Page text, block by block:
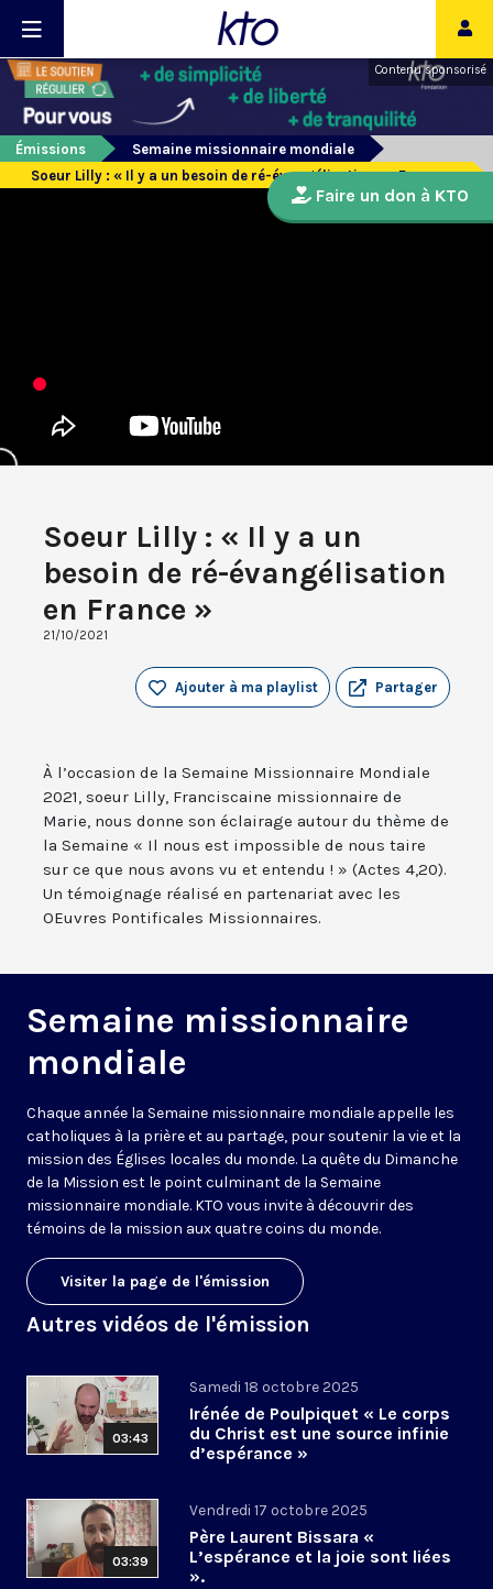
Contenu sponsorisé
Émissions
Semaine missionnaire mondiale
Soeur Lilly : « Il y a un besoin de ré-évangélisation en France »
Soeur Lilly : « Il y a un
besoin de ré-évangélisation
en France »
21/10/2021
Partager
Ajouter à ma playlist
À l’occasion de la Semaine Missionnaire Mondiale
2021, soeur Lilly, Franciscaine missionnaire de
Marie, nous donne son éclairage autour du thème de
la Semaine « Il nous est impossible de nous taire
sur ce que nous avons vu et entendu ! » (Actes 4,20).
Un témoignage réalisé en partenariat avec les
OEuvres Pontificales Missionnaires.
Semaine missionnaire
mondiale
Chaque année la Semaine missionnaire mondiale appelle les
catholiques à la prière et au partage, pour soutenir la vie et la
mission des Églises locales du monde. La quête du Dimanche
de la Mission est le point culminant de la Semaine
missionnaire mondiale. KTO vous invite à découvrir des
témoins de la mission aux quatre coins du monde.
Visiter la page de l'émission
Autres vidéos de l'émission
03:43
Samedi 18 octobre 2025
Irénée de Poulpiquet « Le corps
du Christ est une source infinie
d’espérance »
03:39
Vendredi 17 octobre 2025
Père Laurent Bissara «
L’espérance et la joie sont liées
».
Faire un don à KTO